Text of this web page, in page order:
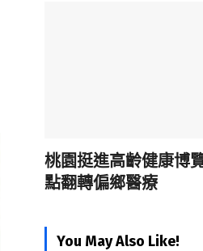
桃園挺進高齡健康博
點翻轉偏鄉醫療
You May Also Like!